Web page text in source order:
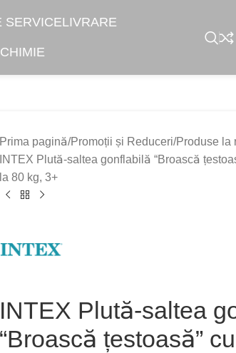
SERVICELIVRARE
Prima pagină Promoții și Reduceri Produse la
INTEX Plută-saltea gonflabilă “Broască
la 80 kg, 3+
INTEX Plută-saltea
“Broască țestoasă”